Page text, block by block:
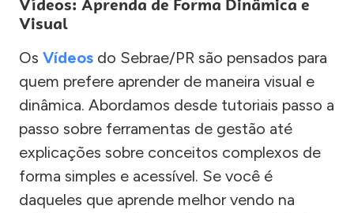
Vídeos: Aprenda de Forma Dinâmica e
Visual
Os Vídeos do Sebrae/PR são pensados para
quem prefere aprender de maneira visual e
dinâmica. Abordamos desde tutoriais passo a
passo sobre ferramentas de gestão até
explicações sobre conceitos complexos de
forma simples e acessível. Se você é
daqueles que aprende melhor vendo na